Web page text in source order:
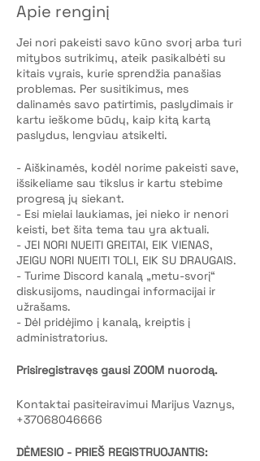
Apie renginį
Jei nori pakeisti savo kūno svorį arba turi
mitybos sutrikimų, ateik pasikalbėti su
kitais vyrais, kurie sprendžia panašias
problemas. Per susitikimus, mes
dalinamės savo patirtimis, paslydimais ir
kartu ieškome būdų, kaip kitą kartą
paslydus, lengviau atsikelti.
- Aiškinamės, kodėl norime pakeisti save,
išsikeliame sau tikslus ir kartu stebime
progresą jų siekant.
- Esi mielai laukiamas, jei nieko ir nenori
keisti, bet šita tema tau yra aktuali.
- JEI NORI NUEITI GREITAI, EIK VIENAS,
JEIGU NORI NUEITI TOLI, EIK SU DRAUGAIS.
- Turime Discord kanalą „metu-svorį“
diskusijoms, naudingai informacijai ir
užrašams.
- Dėl pridėjimo į kanalą, kreiptis į
administratorius.
Prisiregistravęs gausi ZOOM nuorodą.
Kontaktai pasiteiravimui Marijus Vaznys,
+37068046666
DĖMESIO - PRIEŠ REGISTRUOJANTIS: